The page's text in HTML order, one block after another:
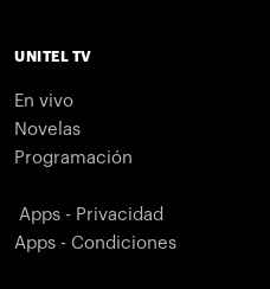
UNITEL TV
En vivo
Novelas
Programación
Apps - Privacidad
Apps - Condiciones